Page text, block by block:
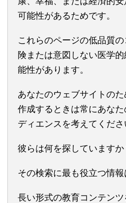
可能性があるためです。
これらのページの低品質
険または意図しない医学
能性があります。
あなたのウェブサイトの
作成するときは常にあな
ディエンスを考えてくださ
彼らは何を探していますか
その検索に最も役立つ情報
長い形式の教育コンテン